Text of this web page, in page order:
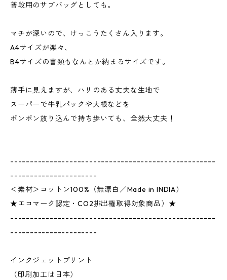
普段用のサブバッグとしても。
マチが深いので、けっこうたくさん入ります。
A4サイズが楽々、
B4サイズの書類もなんとか納まるサイズです。
薄手に見えますが、ハリのある丈夫な生地で
スーパーで牛乳パックや大根などを
ポンポン放り込んで持ち歩いても、全然大丈夫！
----------------------------------------------------
----------------------
＜素材＞コットン100%（無漂白／Made in INDIA）
★エコマーク認定・CO2排出権取得対象商品）★
----------------------------------------------------
----------------------
インクジェットプリント
（印刷加工は日本）